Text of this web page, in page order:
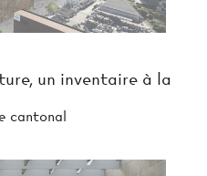
un inventaire à la
cantonal